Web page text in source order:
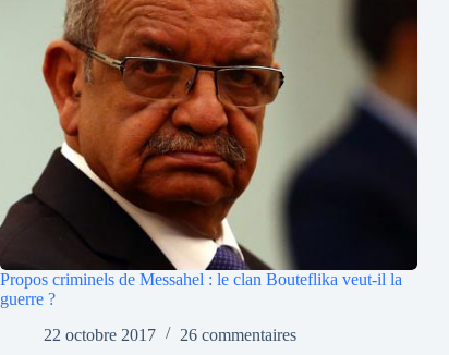
Propos criminels de Messahel : le clan Bouteflika veut-il la
guerre ?
22 octobre 2017
26 commentaires